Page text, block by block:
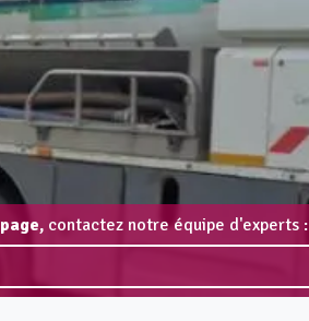
contactez notre équipe d'experts :